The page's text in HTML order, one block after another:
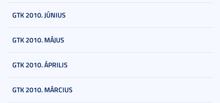
GTK 2010. JÚNIUS
GTK 2010. MÁJUS
GTK 2010. ÁPRILIS
GTK 2010. MÁRCIUS